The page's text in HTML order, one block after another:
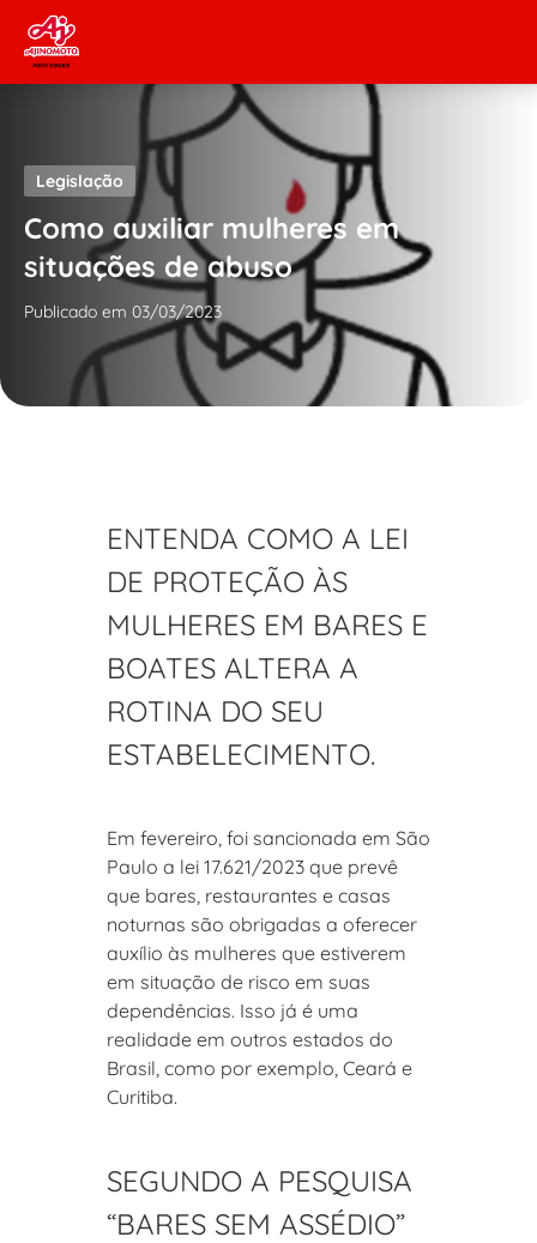
Skip to content
Legislação
Como auxiliar mulheres em
situações de abuso
Publicado em 03/03/2023
ENTENDA COMO A LEI
DE PROTEÇÃO ÀS
MULHERES EM BARES E
BOATES ALTERA A
ROTINA DO SEU
ESTABELECIMENTO.
Em fevereiro, foi sancionada em São
Paulo a lei 17.621/2023 que prevê
que bares, restaurantes e casas
noturnas são obrigadas a oferecer
auxílio às mulheres que estiverem
em situação de risco em suas
dependências. Isso já é uma
realidade em outros estados do
Brasil, como por exemplo, Ceará e
Curitiba.
SEGUNDO A PESQUISA
“BARES SEM ASSÉDIO”